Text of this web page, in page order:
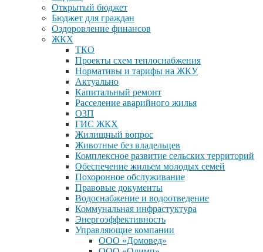
Открытый бюджет
Бюджет для граждан
Оздоровление финансов
ЖКХ
ТКО
Проекты схем теплоснабжения
Нормативы и тарифы на ЖКУ
Актуально
Капитальный ремонт
Расселение аварийного жилья
ОЗП
ГИС ЖКХ
Жилищный вопрос
Животные без владельцев
Комплексное развитие сельских территорий
Обеспечение жильем молодых семей
Похоронное обслуживание
Правовые документы
Водоснабжение и водоотведение
Коммунальная инфрастуктура
Энергоэффективность
Управляющие компании
ООО «Домовед»